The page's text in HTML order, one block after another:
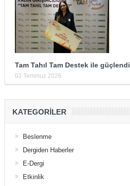
Tam Tahıl Tam Destek ile güçlendi
02 Temmuz 2026
KATEGORILER
Beslenme
Dergiden Haberler
E-Dergi
Etkinlik